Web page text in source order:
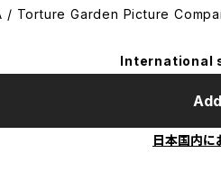
/ Torture Garden Picture
International
日本国内に